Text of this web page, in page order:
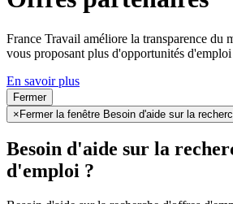
France Travail améliore la transparence du
vous proposant plus d'opportunités d'emploi
En savoir plus
Fermer
×Fermer la fenêtre Besoin d'aide sur la
Besoin d'aide sur la
d'emploi ?